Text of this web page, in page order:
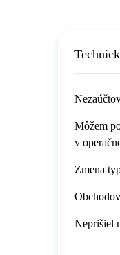
Môžem
v
Zmena
Neprišiel